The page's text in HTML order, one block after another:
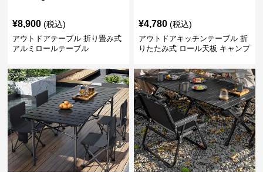
¥8,900 (税込)
アウトドアテーブル 折り畳み式
アルミロールテーブル
¥4,780 (税込)
アウトドアキッチンテーブル 折
りたたみ式 ロール天板 キャンプ